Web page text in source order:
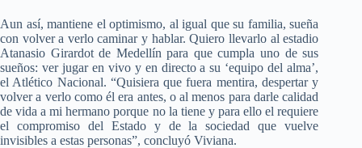
Aun así, mantiene el optimismo, al igual que su familia, sueña
con volver a verlo caminar y hablar. Quiero llevarlo al estadio
Atanasio Girardot de Medellín para que cumpla uno de sus
sueños: ver jugar en vivo y en directo a su ‘equipo del alma’,
el Atlético Nacional. “Quisiera que fuera mentira, despertar y
volver a verlo como él era antes, o al menos para darle calidad
de vida a mi hermano porque no la tiene y para ello el requiere
el compromiso del Estado y de la sociedad que vuelve
invisibles a estas personas”, concluyó Viviana.